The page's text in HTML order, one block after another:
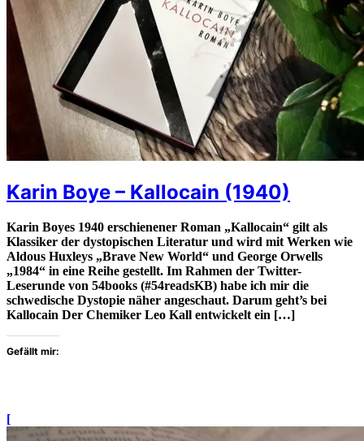
Karin Boye – Kallocain (1940)
Karin Boyes 1940 erschienener Roman „Kallocain“ gilt als
Klassiker der dystopischen Literatur und wird mit Werken wie
Aldous Huxleys „Brave New World“ und George Orwells
„1984“ in eine Reihe gestellt. Im Rahmen der Twitter-
Leserunde von 54books (#54readsKB) habe ich mir die
schwedische Dystopie näher angeschaut. Darum geht’s bei
Kallocain Der Chemiker Leo Kall entwickelt ein […]
Gefällt mir:
[